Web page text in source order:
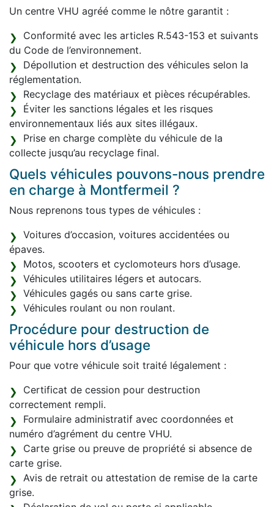
Un centre VHU agréé comme le nôtre garantit :
Conformité avec les articles R.543-153 et suivants
du Code de l’environnement.
Dépollution et destruction des véhicules selon la
réglementation.
Recyclage des matériaux et pièces récupérables.
Éviter les sanctions légales et les risques
environnementaux liés aux sites illégaux.
Prise en charge complète du véhicule de la
collecte jusqu’au recyclage final.
Quels véhicules pouvons-nous prendre
en charge à Montfermeil ?
Nous reprenons tous types de véhicules :
Voitures d’occasion, voitures accidentées ou
épaves.
Motos, scooters et cyclomoteurs hors d’usage.
Véhicules utilitaires légers et autocars.
Véhicules gagés ou sans carte grise.
Véhicules roulant ou non roulant.
Procédure pour destruction de
véhicule hors d’usage
Pour que votre véhicule soit traité légalement :
Certificat de cession pour destruction
correctement rempli.
Formulaire administratif avec coordonnées et
numéro d’agrément du centre VHU.
Carte grise ou preuve de propriété si absence de
carte grise.
Avis de retrait ou attestation de remise de la carte
grise.